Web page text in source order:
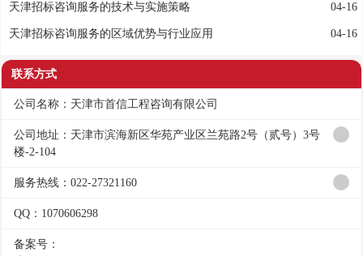
04-16
天津招标咨询服务的技术与实施策略
04-16
天津招标咨询服务的区域优势与行业应用
联系方式
公司名称：天津市首信工程咨询有限公司
公司地址：天津市滨海新区华苑产业区兰苑路2号（贰号）3号
楼-2-104
服务热线：022-27321160
QQ：1070606298
备案号：